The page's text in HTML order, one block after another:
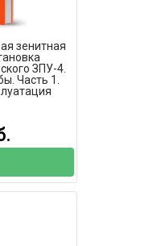
зенитная
ЗПУ-4.
Часть 1.